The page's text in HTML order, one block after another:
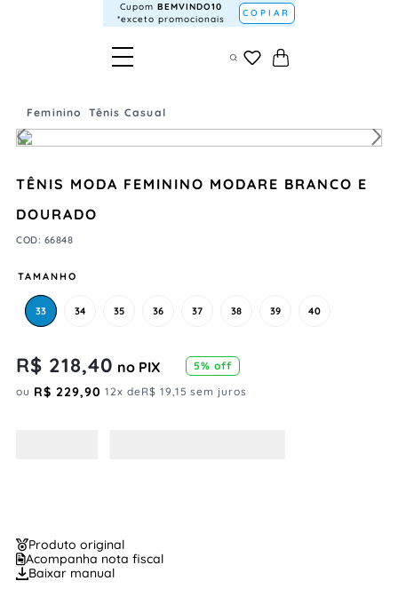
Cupom BEMVINDO10
*exceto promocionais
COPIAR
Feminino Tênis Casual
TÊNIS MODA FEMININO MODARE BRANCO E
DOURADO
COD: 66848
TAMANHO
33 34 35 36 37 38 39 40
R$ 218,40 no PIX 5% off
ou R$ 229,90 12x deR$ 19,15 sem juros
Produto original
Acompanha nota fiscal
Baixar manual